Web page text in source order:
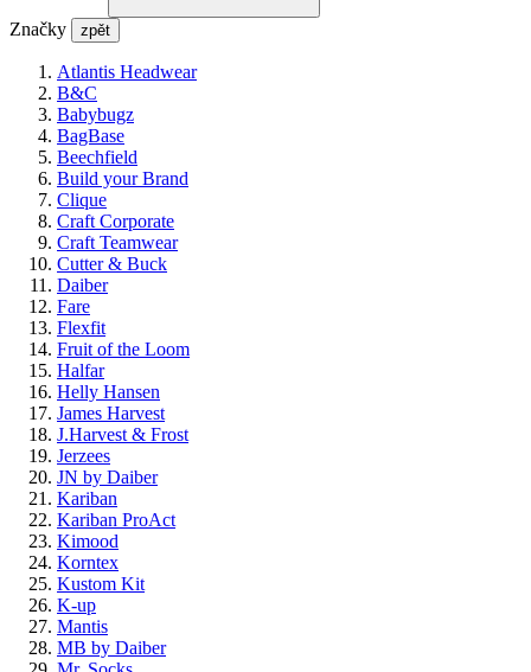
Značky zpět
Atlantis Headwear
B&C
Babybugz
BagBase
Beechfield
Build your Brand
Clique
Craft Corporate
Craft Teamwear
Cutter & Buck
Daiber
Fare
Flexfit
Fruit of the Loom
Halfar
Helly Hansen
James Harvest
J.Harvest & Frost
Jerzees
JN by Daiber
Kariban
Kariban ProAct
Kimood
Korntex
Kustom Kit
K-up
Mantis
MB by Daiber